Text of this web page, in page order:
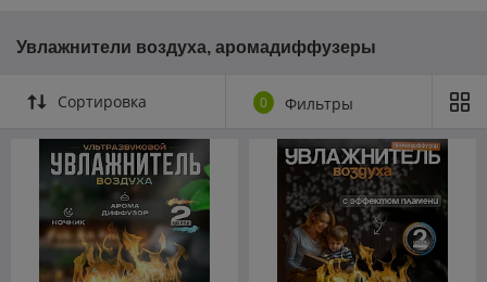
Увлажнители воздуха, аромадиффузеры
Сортировка 0 Фильтры